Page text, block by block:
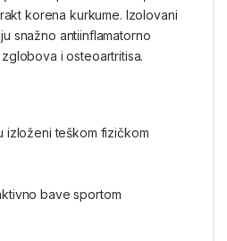
korena kurkume. Izolovani
snažno antiinflamatorno
i osteoartritisa.
izloženi teškom fizičkom
bave sportom